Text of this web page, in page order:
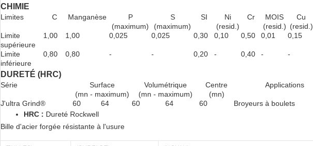
CHIMIE
Limites C Manganèse
P
(maximum)
S
(maximum)
SI
Ni
(resid.)
Cr
MOIS
(resid.)
Cu
(resid.)
Limite
supérieure
1,00 1,00 0,025 0,025 0,30 0,10 0,50 0,01 0,15
Limite
inférieure
0,80 0,80 - - 0,20 - 0,40 - -
DURETÉ (HRC)
Série
Surface
(mn - maximum)
Volumétrique
(mn - maximum)
Centre
(mn)
Applications
J'ultra Grind® 60 64 60 64 60
Broyeurs à boulets
HRC : Dureté Rockwell
Bille d'acier forgée résistante à l'usure